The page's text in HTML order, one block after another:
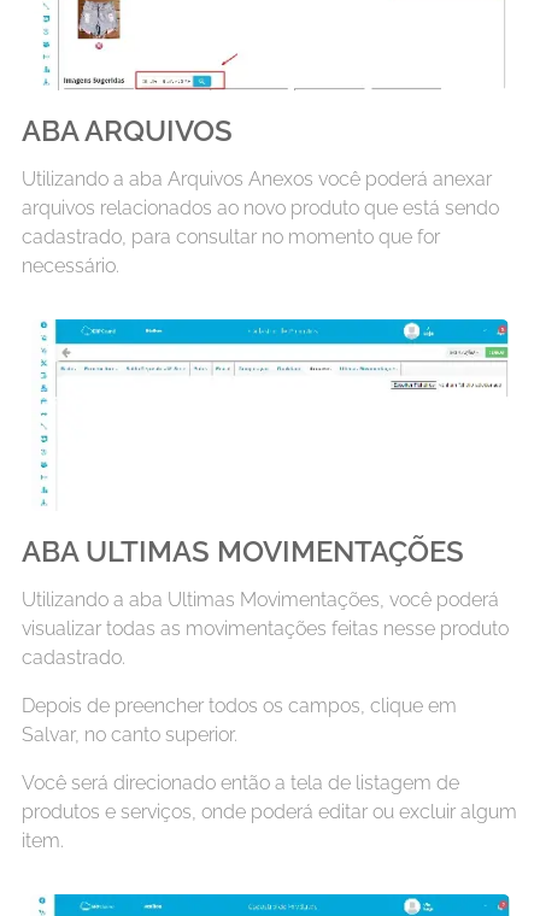
ABA ARQUIVOS
Utilizando a aba Arquivos Anexos você poderá anexar
arquivos relacionados ao novo produto que está sendo
cadastrado, para consultar no momento que for
necessário.
ABA ULTIMAS MOVIMENTAÇÕES
Utilizando a aba Ultimas Movimentações, você poderá
visualizar todas as movimentações feitas nesse produto
cadastrado.
Depois de preencher todos os campos, clique em
Salvar, no canto superior.
Você será direcionado então a tela de listagem de
produtos e serviços, onde poderá editar ou excluir algum
item.